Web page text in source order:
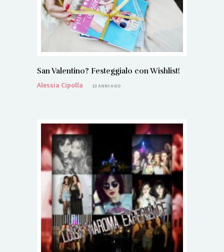
San Valentino? Festeggialo con Wishlist!
Alessia Cipolla
13 ANNI AGO